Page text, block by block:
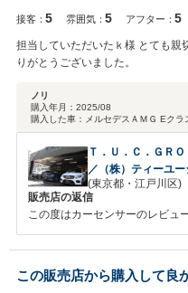
接客：5 雰囲気：5 アフター：5
担当していただいたｋ様 とても親
りがとうございました。
ノリ
購入年月： 2025/08
購入した車：
メルセデスＡＭＧ Eクラ
Ｔ．Ｕ．Ｃ．ＧＲ
／（株）ティーユー
(東京都・江戸川区)
販売店の返信
この度はカーセンサーのレビュ
回で２台目のご案内となります
をご紹介できたと思います。グ
ので今までとは違うカーライフ
気づきの点がございましたらお
この販売店から購入して良